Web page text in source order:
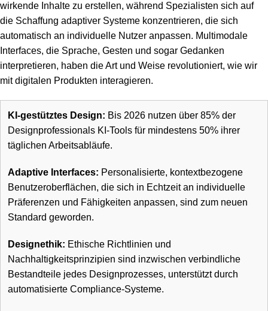
wirkende Inhalte zu erstellen, während Spezialisten sich auf
die Schaffung adaptiver Systeme konzentrieren, die sich
automatisch an individuelle Nutzer anpassen. Multimodale
Interfaces, die Sprache, Gesten und sogar Gedanken
interpretieren, haben die Art und Weise revolutioniert, wie wir
mit digitalen Produkten interagieren.
KI-gestütztes Design: Bis 2026 nutzen über 85% der
Designprofessionals KI-Tools für mindestens 50% ihrer
täglichen Arbeitsabläufe.
Adaptive Interfaces: Personalisierte, kontextbezogene
Benutzeroberflächen, die sich in Echtzeit an individuelle
Präferenzen und Fähigkeiten anpassen, sind zum neuen
Standard geworden.
Designethik: Ethische Richtlinien und
Nachhaltigkeitsprinzipien sind inzwischen verbindliche
Bestandteile jedes Designprozesses, unterstützt durch
automatisierte Compliance-Systeme.